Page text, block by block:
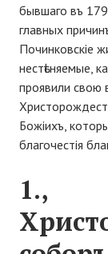
бывшаго въ
главных
Починковскіе
нестѣсняемые,
проявили свою
Божіихъ,
благочестія
1.,